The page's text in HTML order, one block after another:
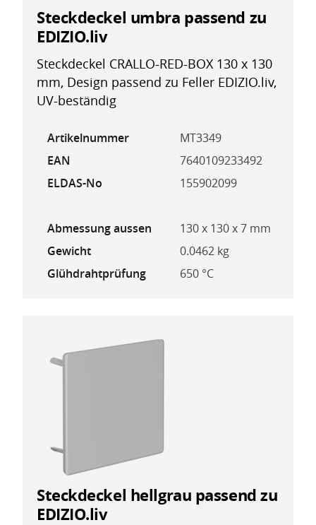
Steckdeckel umbra passend zu
EDIZIO.liv
Steckdeckel CRALLO-RED-BOX 130 x 130
mm, Design passend zu Feller EDIZIO.liv,
UV-beständig
Artikelnummer
MT3349
EAN
7640109233492
ELDAS-No
155902099
Abmessung aussen
130 x 130 x 7 mm
Gewicht
0.0462 kg
Glühdrahtprüfung
650 °C
Steckdeckel hellgrau passend zu
EDIZIO.liv